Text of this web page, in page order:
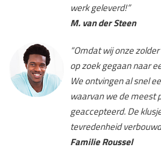
werk geleverd!”
M. van der Steen
“Omdat wij onze
op zoek gegaan naar
We ontvingen al snel
waarvan we de meest
geaccepteerd. De
tevredenheid
Familie Roussel